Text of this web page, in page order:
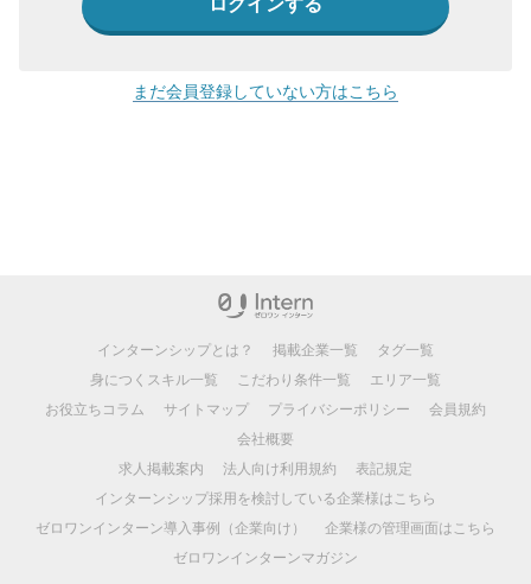
まだ会員登録していない方はこちら
インターンシップとは？ 掲載企業一覧
タグ一覧
身につくスキル一覧
こだわり条件一覧
エリア一覧
お役立ちコラム
サイトマップ プライバシーポリシー
会員規約
会社概要
求人掲載案内
法人向け利用規約
表記規定
インターンシップ採用を検討している企業様はこちら
ゼロワンインターン導入事例（企業向け）
企業様の管理画面はこちら
ゼロワンインターンマガジン